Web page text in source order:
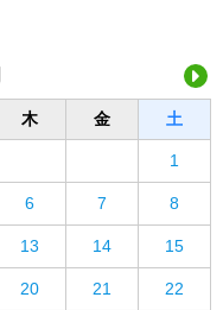
木 金 土
1
6 7 8
13 14 15
20 21 22